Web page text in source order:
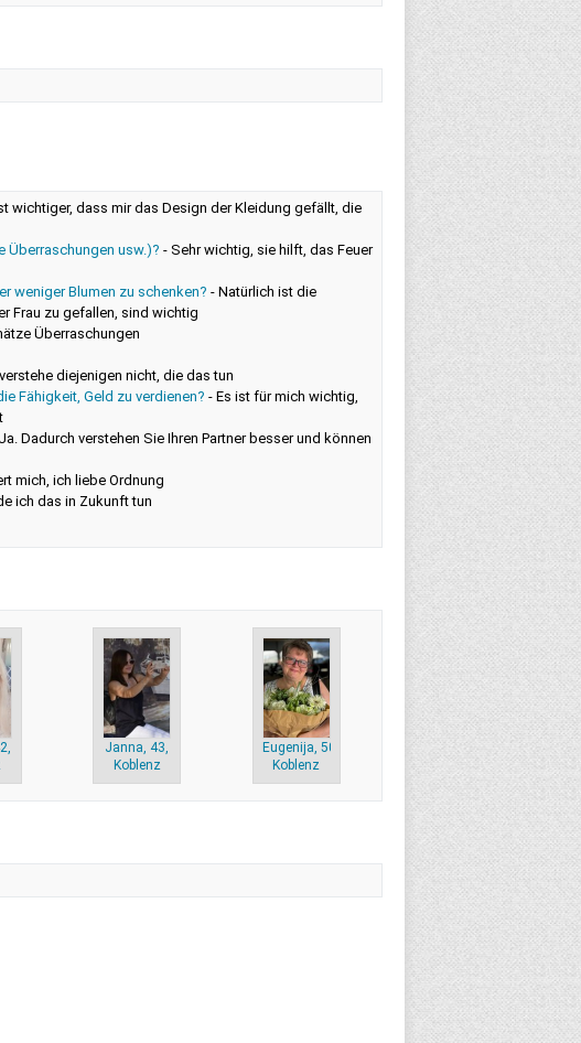
wichtiger, dass mir das Design der Kleidung gefällt, die
Überraschungen usw.)? - Sehr wichtig, sie hilft, das Feuer
weniger Blumen zu schenken? - Natürlich ist die
Frau zu gefallen, sind wichtig
Überraschungen
diejenigen nicht, die das tun
Fähigkeit, Geld zu verdienen? - Es ist für mich wichtig,
Ja. Dadurch verstehen Sie Ihren Partner besser und können
mich, ich liebe Ordnung
ich das in Zukunft tun
Janna, 43,
Koblenz
Eugenija, 50,
Koblenz